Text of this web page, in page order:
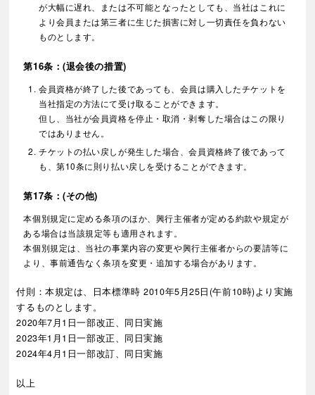
が大幅に遅れ、または不可能となったとしても、当社はこれに
より会員または第三者に生じた損害に対し一切責任を負わない
ものとします。
第16条：(退会後の措置)
会員資格が終了した後であっても、会員は購入したチケットを
当社指定の方法にて受け取ることができます。
但し、当社が会員資格を停止・取消・剥奪した場合はこの限り
ではありません。
チケットの払い戻しが発生した場合、会員資格終了後であって
も、第10条に則り払い戻しを受けることができます。
第17条：(その他)
本個別規定に定める条項のほか、興行主催者が定める約款や規定が
ある場合は当該規定等も適用されます。
本個別規定は、当社の事業内容の変更や興行主催者からの要請等に
より、事前通告なく条項を変更・追加する場合があります。
付則：本規定は、日本標準時 2010年5月25日(午前10時)より実施
するものとします。
2020年7月1日一部改正、同日実施
2023年1月1日一部改正、同日実施
2024年4月1日一部改訂、同日実施
以上